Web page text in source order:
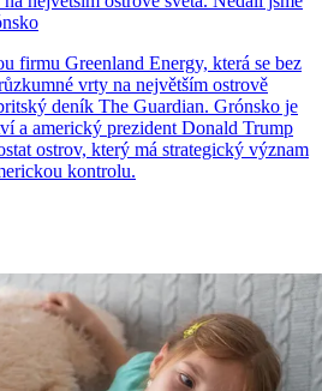
firmu Greenland Energy, která se bez
vrty na největším ostrově
deník The Guardian. Grónsko je
a americký prezident Donald Trump
ostrov, který má strategický význam
kontrolu.